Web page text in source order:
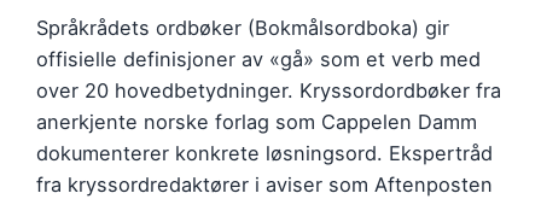
Språkrådets ordbøker (Bokmålsordboka) gir
offisielle definisjoner av «gå» som et verb med
over 20 hovedbetydninger. Kryssordordbøker fra
anerkjente norske forlag som Cappelen Damm
dokumenterer konkrete løsningsord. Ekspertråd
fra kryssordredaktører i aviser som Aftenposten